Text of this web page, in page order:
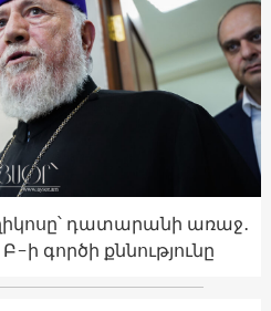
դատարանի առաջ․
ի գործի քննությունը